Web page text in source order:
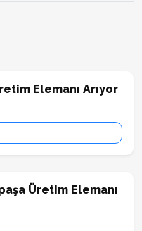
Elemanı Arıyor
Üretim Elemanı